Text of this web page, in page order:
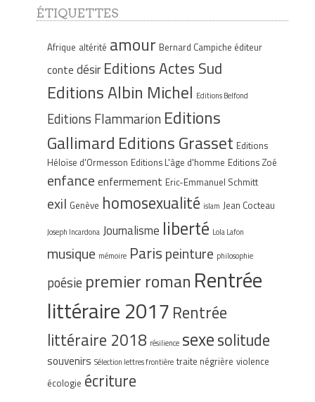
ÉTIQUETTES
Afrique altérité amour Bernard Campiche éditeur
conte désir Editions Actes Sud
Editions Albin Michel Editions Belfond
Editions Flammarion Editions
Gallimard Editions Grasset Editions
Héloïse d'Ormesson Editions L'âge d'homme Editions Zoé
enfance enfermement Eric-Emmanuel Schmitt
exil Genève homosexualité islam Jean Cocteau
Joseph Incardona Journalisme liberté Lola Lafon
musique mémoire Parispeinture philosophie
poésie premier roman Rentrée
littéraire 2017 Rentrée
littéraire 2018 résilience sexesolitude
souvenirs Sélection lettres frontière traite négrière violence
écologie écriture